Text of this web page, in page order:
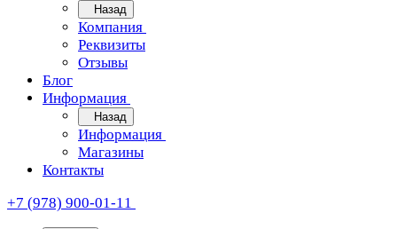
Назад
Компания
Реквизиты
Отзывы
Блог
Информация
Назад
Информация
Магазины
Контакты
+7 (978) 900-01-11